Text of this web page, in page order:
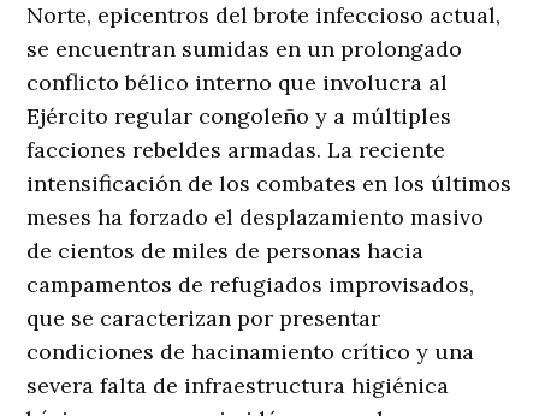
Norte, epicentros del brote infeccioso actual,
se encuentran sumidas en un prolongado
conflicto bélico interno que involucra al
Ejército regular congoleño y a múltiples
facciones rebeldes armadas. La reciente
intensificación de los combates en los últimos
meses ha forzado el desplazamiento masivo
de cientos de miles de personas hacia
campamentos de refugiados improvisados,
que se caracterizan por presentar
condiciones de hacinamiento crítico y una
severa falta de infraestructura higiénica